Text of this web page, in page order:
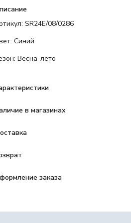
SR24E/08/0286
Синий
Весна-лето
в магазинах
заказа